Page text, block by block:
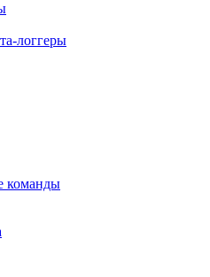
логгеры
команды